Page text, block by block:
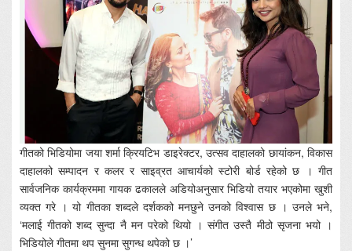
गीतको भिडियोमा जया शर्मा क्रियटिभ डाइरेक्टर, उत्सव दाहालको छायांकन, विकास
दाहालको सम्पादन र कलर र साइव्रत आचार्यको स्टोरी बोर्ड रहेको छ । गीत
सार्वजनिक कार्यक्रममा गायक ढकालले अडियोअनुसार भिडियो तयार भएकोमा खुशी
व्यक्त गरे । यो गीतका शब्दले दर्शकको मनछुने उनको विश्वास छ । उनले भने,
‘मलाई गीतको शब्द सुन्दा नै मन परेको थियो । संगीत उस्तै मीठो सृजना भयो ।
भिडियोले गीतमा थप सुनमा सुगन्ध थपेको छ ।’